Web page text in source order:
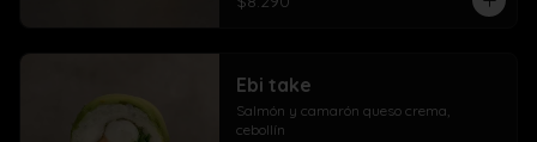
Ebi take
Salmón y camarón queso crema,
cebollín